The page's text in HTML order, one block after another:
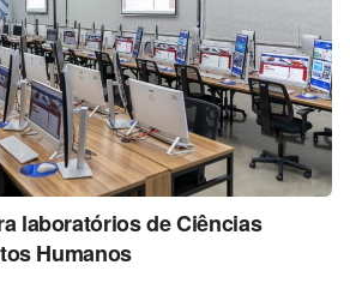
laboratórios de Ciências
Humanos